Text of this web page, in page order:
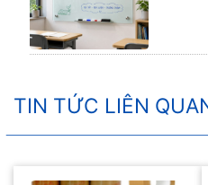
TIN TỨC LIÊN